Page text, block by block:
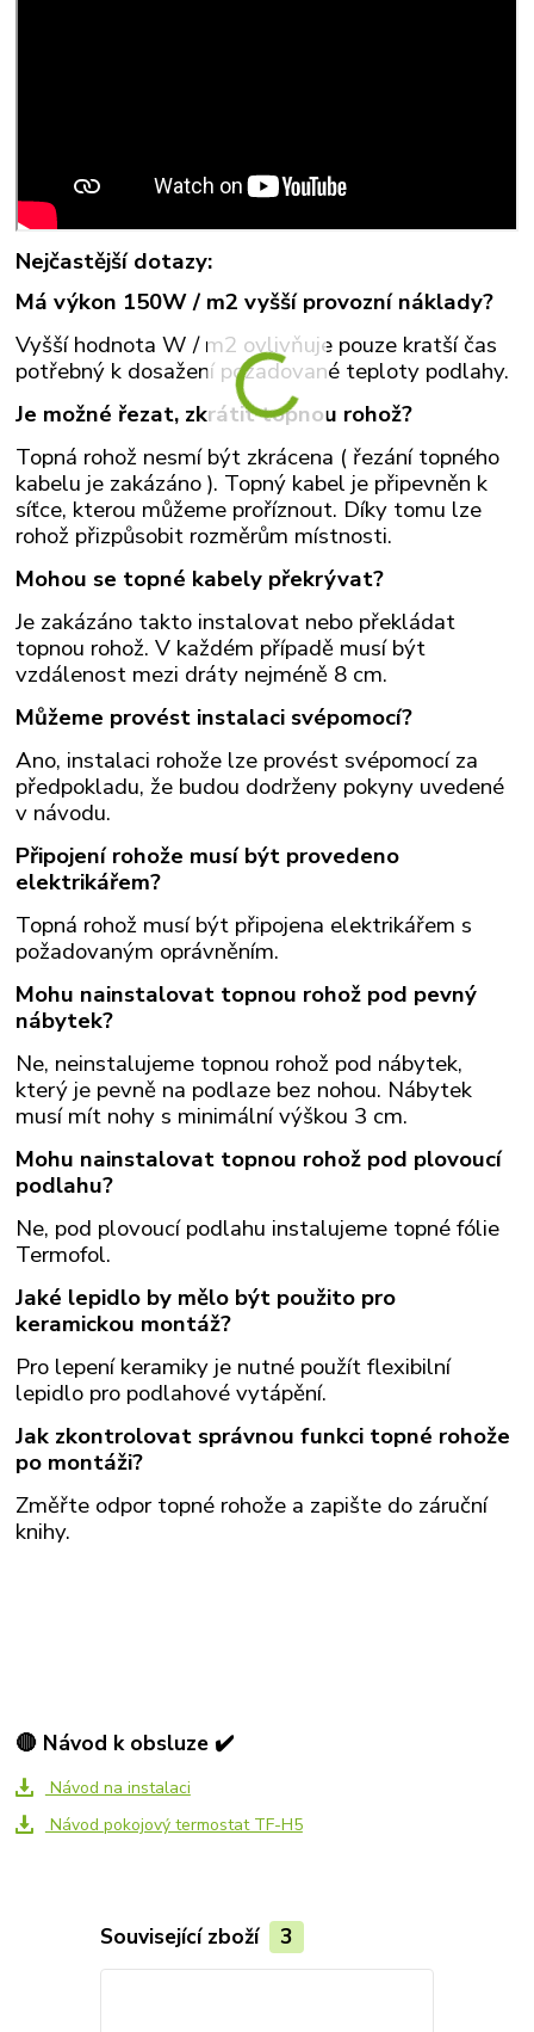
Nejčastější dotazy:
Má výkon 150W / m2 vyšší provozní náklady?
Vyšší hodnota W / m2 ovlivňuje pouze kratší čas
potřebný k dosažení požadované teploty podlahy.
Je možné řezat, zkrátit topnou rohož?
Topná rohož nesmí být zkrácena ( řezání topného
kabelu je zakázáno ). Topný kabel je připevněn k
síťce, kterou můžeme proříznout. Díky tomu lze
rohož přizpůsobit rozměrům místnosti.
Mohou se topné kabely překrývat?
Je zakázáno takto instalovat nebo překládat
topnou rohož. V každém případě musí být
vzdálenost mezi dráty nejméně 8 cm.
Můžeme provést instalaci svépomocí?
Ano, instalaci rohože lze provést svépomocí za
předpokladu, že budou dodrženy pokyny uvedené
v návodu.
Připojení rohože musí být provedeno
elektrikářem?
Topná rohož musí být připojena elektrikářem s
požadovaným oprávněním.
Mohu nainstalovat topnou rohož pod pevný
nábytek?
Ne, neinstalujeme topnou rohož pod nábytek,
který je pevně na podlaze bez nohou. Nábytek
musí mít nohy s minimální výškou 3 cm.
Mohu nainstalovat topnou rohož pod plovoucí
podlahu?
Ne, pod plovoucí podlahu instalujeme topné fólie
Termofol.
Jaké lepidlo by mělo být použito pro
keramickou montáž?
Pro lepení keramiky je nutné použít flexibilní
lepidlo pro podlahové vytápění.
Jak zkontrolovat správnou funkci topné rohože
po montáži?
Změřte odpor topné rohože a zapište do záruční
knihy.
🔴 Návod k obsluze ✔️
Návod na instalaci
Návod pokojový termostat TF-H5
Související zboží 3